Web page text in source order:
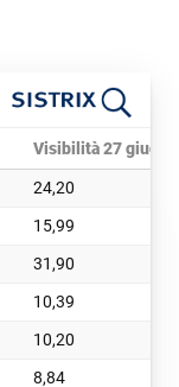
Visibilità 27 giugno
24,20
15,99
31,90
10,39
10,20
8,84